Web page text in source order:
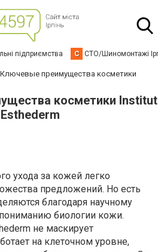
підприємства С СТО/Шиномонтажі
Ключевые преимущества косметики
косметики Institut
Esthederm
ухода за кожей легко
предложений. Но есть
благодаря научному
биологии кожи.
не маскирует
на клеточном уровне,